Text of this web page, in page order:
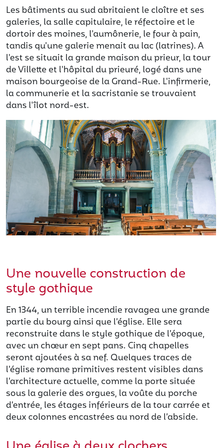
Les bâtiments au sud abritaient le cloître et ses
galeries, la salle capitulaire, le réfectoire et le
dortoir des moines, l'aumônerie, le four à pain,
tandis qu'une galerie menait au lac (latrines). A
l'est se situait la grande maison du prieur, la tour
de Villette et l'hôpital du prieuré, logé dans une
maison bourgeoise de la Grand-Rue. L'infirmerie,
la communerie et la sacristanie se trouvaient
dans l'îlot nord-est.
Une nouvelle construction de
style gothique
En 1344, un terrible incendie ravagea une grande
partie du bourg ainsi que l’église. Elle sera
reconstruite dans le style gothique de l’époque,
avec un chœur en sept pans. Cinq chapelles
seront ajoutées à sa nef. Quelques traces de
l’église romane primitives restent visibles dans
l’architecture actuelle, comme la porte située
sous la galerie des orgues, la voûte du porche
d’entrée, les étages inférieurs de la tour carrée et
deux colonnes encastrées au nord de l’abside.